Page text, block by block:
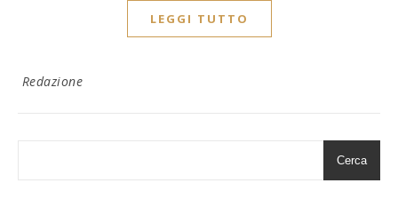
LEGGI TUTTO
Redazione
Cerca